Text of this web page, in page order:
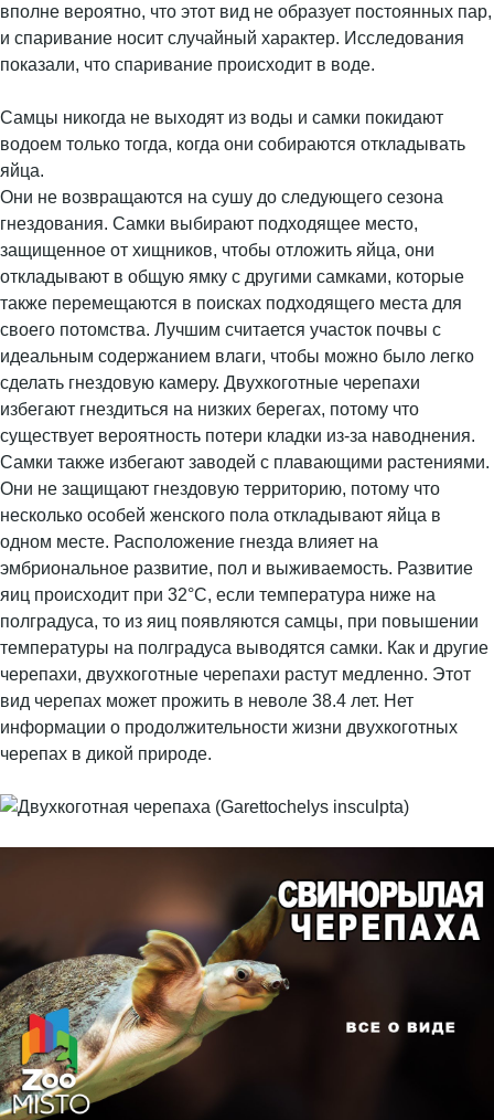
вполне вероятно, что этот вид не образует постоянных пар,
и спаривание носит случайный характер. Исследования
показали, что спаривание происходит в воде.
Самцы никогда не выходят из воды и самки покидают
водоем только тогда, когда они собираются откладывать
яйца.
Они не возвращаются на сушу до следующего сезона
гнездования. Самки выбирают подходящее место,
защищенное от хищников, чтобы отложить яйца, они
откладывают в общую ямку с другими самками, которые
также перемещаются в поисках подходящего места для
своего потомства. Лучшим считается участок почвы с
идеальным содержанием влаги, чтобы можно было легко
сделать гнездовую камеру. Двухкоготные черепахи
избегают гнездиться на низких берегах, потому что
существует вероятность потери кладки из-за наводнения.
Самки также избегают заводей с плавающими растениями.
Они не защищают гнездовую территорию, потому что
несколько особей женского пола откладывают яйца в
одном месте. Расположение гнезда влияет на
эмбриональное развитие, пол и выживаемость. Развитие
яиц происходит при 32°С, если температура ниже на
полградуса, то из яиц появляются самцы, при повышении
температуры на полградуса выводятся самки. Как и другие
черепахи, двухкоготные черепахи растут медленно. Этот
вид черепах может прожить в неволе 38.4 лет. Нет
информации о продолжительности жизни двухкоготных
черепах в дикой природе.